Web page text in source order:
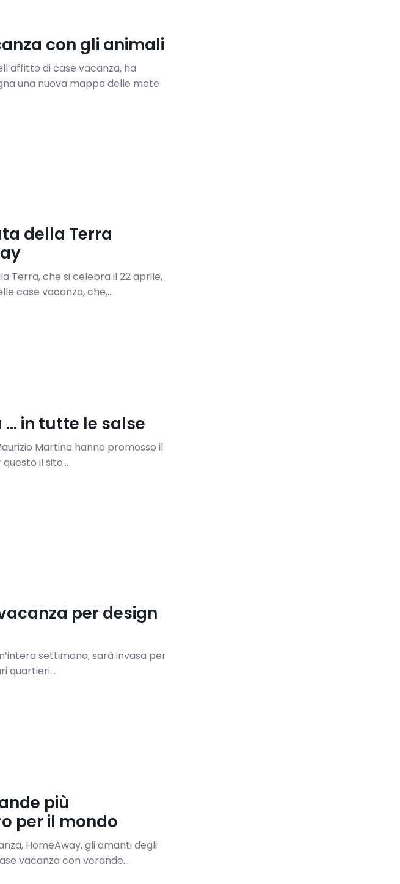
con gli animali
di case vacanza, ha
una nuova mappa delle mete
della Terra
Terra, che si celebra il 22 aprile,
case vacanza, che,...
in tutte le salse
Martina hanno promosso il
il sito...
per design
settimana, sarà invasa per
quartieri...
più
per il mondo
HomeAway, gli amanti degli
vacanza con verande...